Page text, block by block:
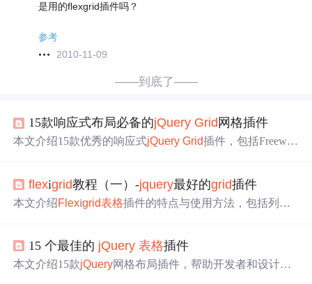
是用的flexgrid插件吗？
参考
2010-11-09
——到底了——
15款响应式布局必备的jQuery Grid 网格插件
本文介绍15款优秀的响应式jQuery Grid插件，包括Freewal
flexigrid教程（一）-jquery最好的grid插件
本文介绍Flexigrid表格插件的特点与使用方法，包括列伸
15 个最佳的 jQuery 表格插件
本文介绍15款jQuery网格布局插件，帮助开发者和设计师